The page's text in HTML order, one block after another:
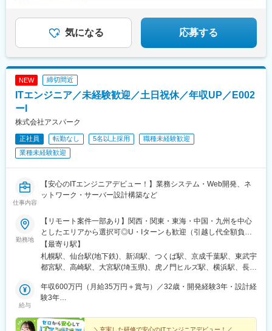
気になる 応募する
NEW 締切間近
ITエンジニア／未経験歓迎／土日祝休／年収UP／E002
ーI
株式会社アスパーク
正社員 転勤なし 5名以上採用
職種未経験歓迎
業種未経験歓迎
仕事内容
【安心のITエンジニアデビュー！】業務システム・Web開発、ネ
ットワーク・サーバー設計構築など
勤務地
【リモート案件一部あり】関西・関東・東海・中国・九州を中心
としたエリアから選択可◎U・Iターンも歓迎（引越し代全額負担
など制度も完備！）◎プロジェクトにより、一部完全在宅／フル
リモート業務もあります。■関西エリア（大阪、京都、兵庫、奈
良、和歌山、滋賀）■関東エリア（東京、神奈川、千葉、埼玉、栃
エリア（広島、岡山、松山など）■九州エリア（福岡、熊本など）
のプロジェクト先◎転居を伴う転勤は、基本的には本人が希望す
【最寄り駅】
札幌駅、仙台駅(地下鉄)、新潟駅、つくば駅、京成千葉駅、東武宇
都宮駅、高崎駅、大宮駅(埼玉県)、虎ノ門ヒルズ駅、横浜駅、長野
線)、インテック本社前駅、烏丸駅、三宮駅(神戸新交通)、山陽姫
路駅、岡山駅、八丁堀駅(広島県)、高松駅(香川県)、天神駅、花畑
尾駅、水島駅、通津駅、福山駅、岩国駅、可部駅、横川駅(広島
給与
年収600万円（月給35万円＋賞与）／32歳・開発経験3年・設計経
験3年
PM経験10年
＼充実した研修で安心のITエンジニアデビュー！／